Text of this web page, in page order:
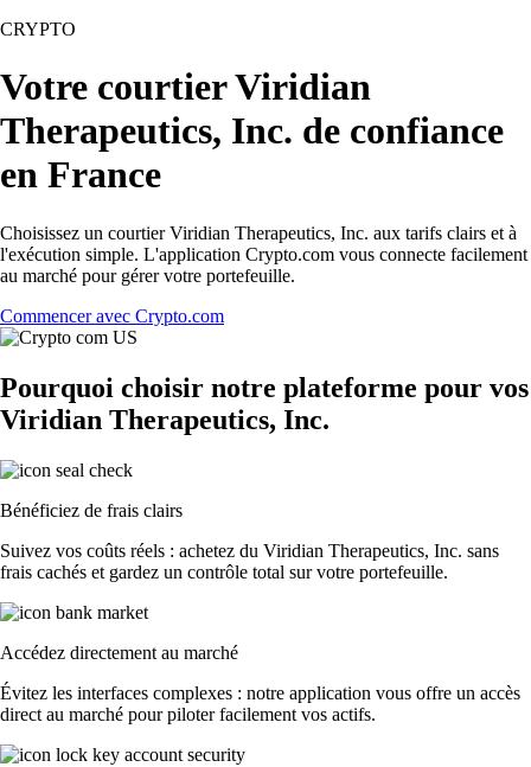
CRYPTO
Votre courtier Viridian
Therapeutics, Inc. de confiance
en France
Choisissez un courtier Viridian Therapeutics, Inc. aux tarifs clairs et à
l'exécution simple. L'application Crypto.com vous connecte facilement
au marché pour gérer votre portefeuille.
Commencer avec Crypto.com
Pourquoi choisir notre plateforme pour vos
Viridian Therapeutics, Inc.
Bénéficiez de frais clairs
Suivez vos coûts réels : achetez du Viridian Therapeutics, Inc. sans
frais cachés et gardez un contrôle total sur votre portefeuille.
Accédez directement au marché
Évitez les interfaces complexes : notre application vous offre un accès
direct au marché pour piloter facilement vos actifs.